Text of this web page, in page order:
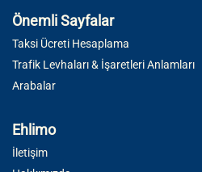
Önemli Sayfalar
Taksi Ücreti Hesaplama
Trafik Levhaları & İşaretleri Anlamları
Arabalar
Ehlimo
İletişim